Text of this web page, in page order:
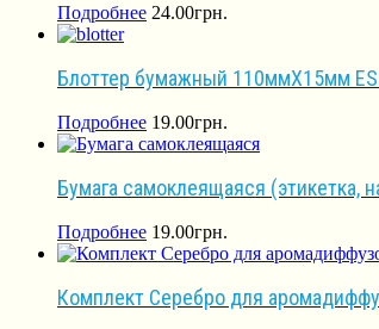
Подробнее 24.00грн.
Блоттер бумажный 110ммХ15мм
Подробнее 19.00грн.
Бумага самоклеящаяся (этикетка,
Подробнее 19.00грн.
Комплект Серебро для